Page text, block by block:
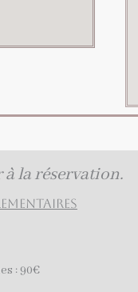
à la réservation.
: 90€